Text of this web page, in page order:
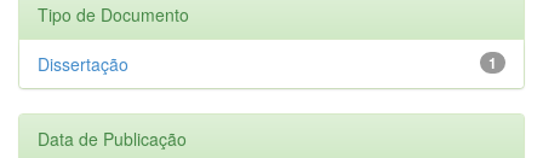
Tipo de Documento
1
Dissertação
Data de Publicação